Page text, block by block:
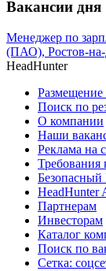
Вакансии дня
Менеджер по
(ПАО), Ростов-
HeadHunter
Размещение
Поиск по
О компании
Наши
Реклама на
Безопасный
HeadHunter
Партнерам
Инвесторам
Каталог
Поиск по
Сетка: